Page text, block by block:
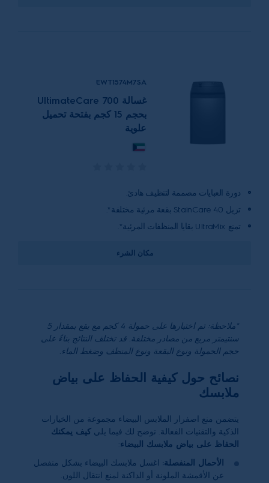
EWT1574M7SA
غسالة UltimateCare 700
بحجم 15 كجم بفتحة تحميل
علوية
دورة العبايات مصممة لتنظيف هادئ.
تزيل StainCare 40 بقعة مرئية مختلفة*.
تمنع UltraMix بقايا المنظفات المرئية*.
مكان الشرء
*ملاحظة: تم اختبارها على حمولة 4 كجم مع بقع بمقدار 5
سنتيمتر مربع من مصادر مختلفة. قد تختلف النتائج بناءً على
حجم الحمولة ونوع البقعة ونوع المنظف وضغط الماء.
نصائح حول كيفية الحفاظ على بياض
ملابسك
يتضمن منع اصفرار الملابس البيضاء مجموعة من الخيارات
الذكية والتقنيات الفعالة. نوضح لك فيما يلي كيف يمكنك
الحفاظ على بياض ملابسك البيضاء:
الأحمال المنفصلة: اغسل ملابسك البيضاء بشكل منفصل
عن الأقمشة الملونة أو الداكنة لمنع انتقال اللون.